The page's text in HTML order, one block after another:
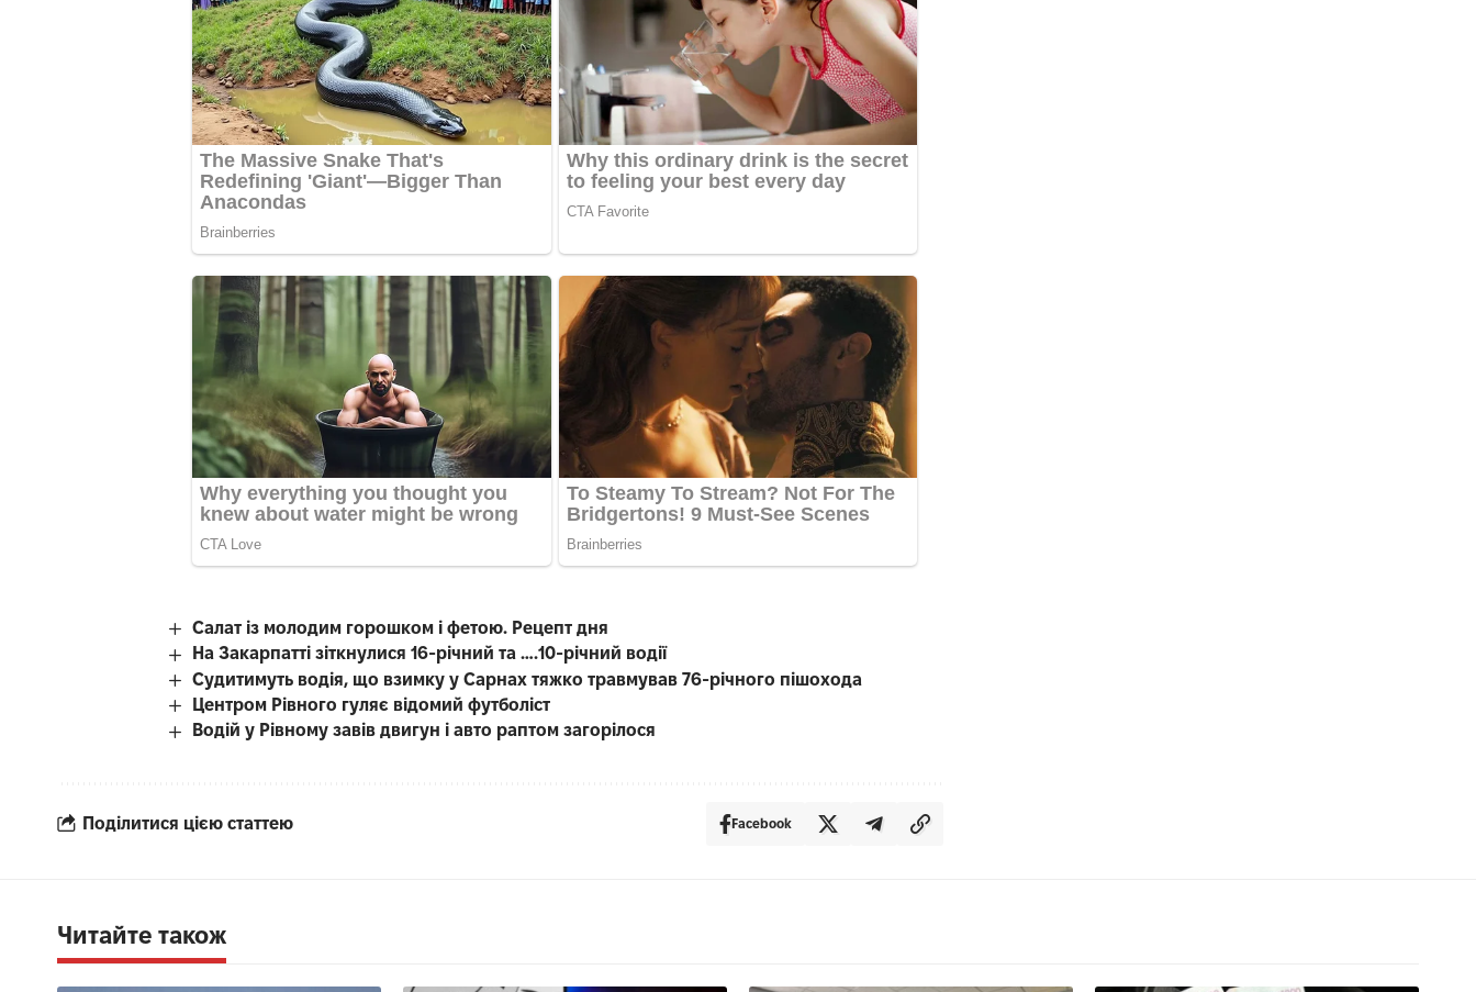
Салат із молодим горошком і фетою. Рецепт дня
На Закарпатті зіткнулися 16-річний та ….10-річний водії
Судитимуть водія, що взимку у Сарнах тяжко травмував 76-річного пішохода
Центром Рівного гуляє відомий футболіст
Водій у Рівному завів двигун і авто раптом загорілося
Поділитися цією статтею Facebook
Читайте також